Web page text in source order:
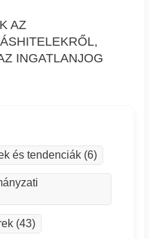
AZ
INGATLANJOG
és tendenciák (6)
(43)